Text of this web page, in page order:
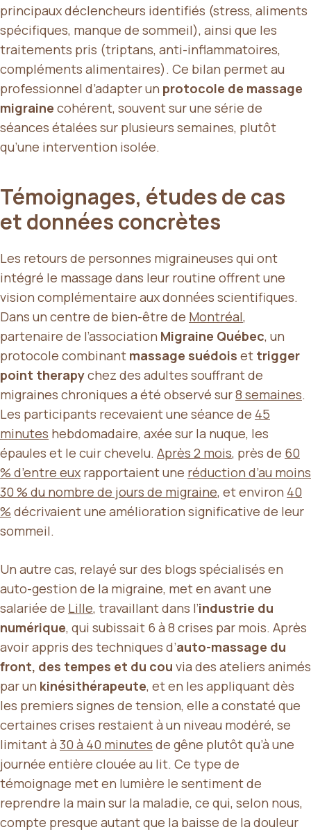
principaux déclencheurs identifiés (stress, aliments
spécifiques, manque de sommeil), ainsi que les
traitements pris (triptans, anti-inflammatoires,
compléments alimentaires). Ce bilan permet au
professionnel d’adapter un protocole de massage
migraine cohérent, souvent sur une série de
séances étalées sur plusieurs semaines, plutôt
qu’une intervention isolée.
Témoignages, études de cas
et données concrètes
Les retours de personnes migraineuses qui ont
intégré le massage dans leur routine offrent une
vision complémentaire aux données scientifiques.
Dans un centre de bien-être de Montréal,
partenaire de l’association Migraine Québec, un
protocole combinant massage suédois et trigger
point therapychez des adultes souffrant de
migraines chroniques a été observé sur8 semaines.
Les participants recevaient une séance de 45
minutes hebdomadaire, axée sur la nuque, les
épaules et le cuir chevelu. Après 2 mois, près de 60
% d’entre eux rapportaient une réduction d’au moins
30 % du nombre de jours de migraine, et environ 40
% décrivaient une amélioration significative de leur
sommeil.
Un autre cas, relayé sur des blogs spécialisés en
auto-gestion de la migraine, met en avant une
salariée de Lille, travaillant dans l’industrie du
numérique, qui subissait 6 à 8 crises par mois. Après
avoir appris des techniques d’auto-massage du
front, des tempes et du cou via des ateliers animés
par un kinésithérapeute, et en les appliquant dès
les premiers signes de tension, elle a constaté que
certaines crises restaient à un niveau modéré, se
limitant à 30 à 40 minutes de gêne plutôt qu’à une
journée entière clouée au lit. Ce type de
témoignage met en lumière le sentiment de
reprendre la main sur la maladie, ce qui, selon nous,
compte presque autant que la baisse de la douleur